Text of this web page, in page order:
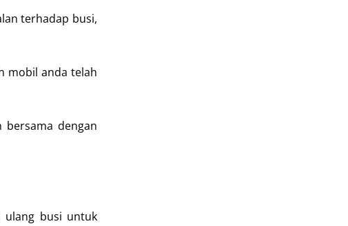
terhadap busi,
mobil anda telah
bersama dengan
ulang busi untuk